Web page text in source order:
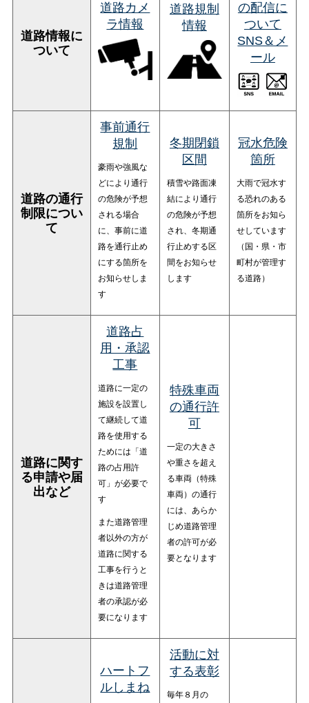
道路情報に
ついて
道路カメ
ラ情報
道路規制
情報
の配信に
ついて
SNS＆メ
ール
道路の通行
制限につい
て
事前通行
規制
豪雨や強風な
どにより通行
の危険が予想
される場合
に、事前に道
路を通行止め
にする箇所を
お知らせしま
す
冬期閉鎖
区間
積雪や路面凍
結により通行
の危険が予想
され、冬期通
行止めする区
間をお知らせ
します
冠水危険
箇所
大雨で冠水す
る恐れのある
箇所をお知ら
せしています
（国・県・市
町村が管理す
る道路）
道路に関す
る申請や届
出など
道路占
用・承認
工事
道路に一定の
施設を設置し
て継続して道
路を使用する
ためには「道
路の占用許
可」が必要で
す
また道路管理
者以外の方が
道路に関する
工事を行うと
きは道路管理
者の承認が必
要になります
特殊車両
の通行許
可
一定の大きさ
や重さを超え
る車両（特殊
車両）の通行
には、あらか
じめ道路管理
者の許可が必
要となります
ハートフ
ルしまね
活動に対
する表彰
毎年８月の